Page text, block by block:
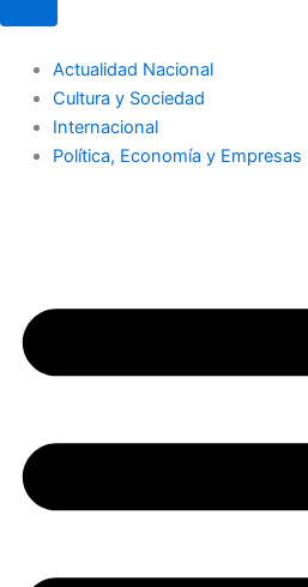
Actualidad Nacional
Cultura y Sociedad
Internacional
Política, Economía y Empresas